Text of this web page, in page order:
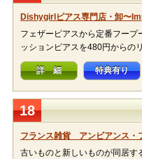
Dishygirlピアス専門店・卸〜
フェザーピアスから定番フー
ッションピアスを480円からの
詳 細 特典有り
18
フランス雑貨 アンビアンス・
古いものと新しいものが同居す